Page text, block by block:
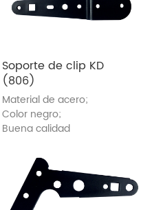
Soporte de clip KD
(806)
Material de acero;
Color negro;
Buena calidad